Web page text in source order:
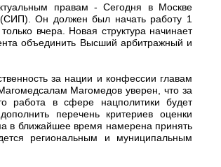
правам - Сегодня в Москве
(СИП). Он должен был начать работу 1
вчера. Новая структура начинает
объединить Высший арбитражный и
за нации и конфессии главам
Магомедов уверен, что за
работа в сфере нацполитики будет
перечень критериев оценки
в ближайшее время намерена принять
региональным и муниципальным